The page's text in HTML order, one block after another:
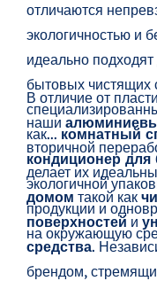
отличаются
экологичностью и
идеально
бытовых чистящих
как... комнатный
кондиционер для
экологичной
продукции и
на окружающую
В отличие от
наши
вторичной
делает их
домом такой как
поверхностей и
средства.
брендом,